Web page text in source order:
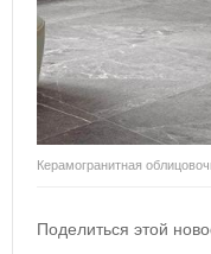
Керамогранитная
Поделиться этой